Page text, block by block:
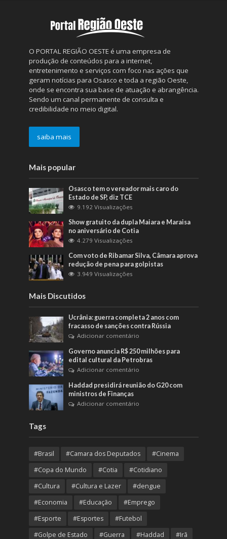
O PORTAL REGIÃO OESTE é uma empresa de
produção de conteúdos para a internet,
entretenimento e serviços com foco nas ações que
geram notícias para Osasco e toda a região Oeste,
onde se encontra sua base de atuação e abrangência.
Sendo um canal permanente de consulta e
credibilidade no meio digital.
saiba mais
Mais popular
Osasco tem o vereador mais caro do
Estado de SP, diz TCE
9.192 Visualizações
Show gratuito da dupla Maiara e Maraisa
no aniversário de Cotia
4.279 Visualizações
Com voto de Ribamar Silva, Câmara aprova
redução de pena para golpistas
3.949 Visualizações
Mais Discutidos
Ucrânia: guerra completa 2 anos com
fracasso de sanções contra Rússia
Adicionar comentário
Governo anuncia R$ 250 milhões para
edital cultural da Petrobras
Adicionar comentário
Haddad presidirá reunião do G20 com
ministros de Finanças
Adicionar comentário
Tags
#Brasil #Camara dos Deputados
#Cinema
#Copa do Mundo
#Cotia
#Cotidiano
#Cultura
#Cultura e Lazer
#dengue
#Economia
#Educação
#Emprego
#Esporte
#Esportes
#Futebol
#Golpe de Estado
#Guerra #Haddad #Irã